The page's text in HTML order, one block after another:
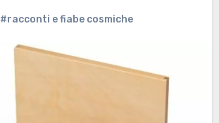
#racconti e fiabe cosmiche